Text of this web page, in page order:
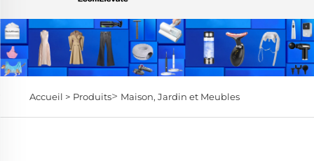
Accueil > Produits> Maison, Jardin et Meubles